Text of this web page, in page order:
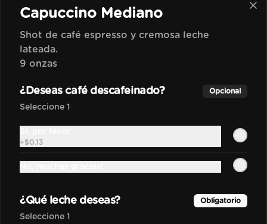
Té / Agua Aromática
Grande
Té / Agua Aromática
9 onzas
Capuccino Mediano
Shot de café espresso y cremosa leche
lateada.
9 onzas
¿Deseas café descafeinado? Opcional
Seleccione 1
+$0.13
¿Qué leche deseas? Obligatorio
Seleccione 1